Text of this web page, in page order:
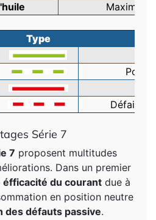
Maximum
Type
Série 7
7 proposent multitudes
Dans un premier
éfficacité du courantdue à
en position neutre
des défauts passive.